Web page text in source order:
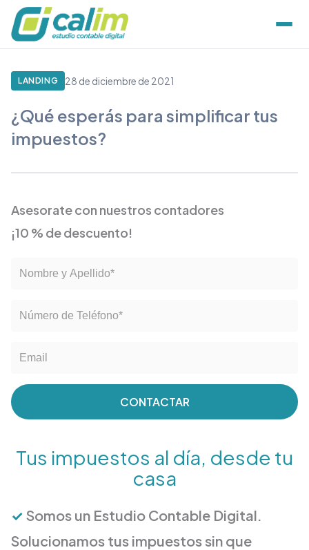
LANDING 28 de diciembre de 2021
¿Qué esperás para simplificar tus
impuestos?
Asesorate con nuestros contadores
¡10 % de descuento!
CONTACTAR
Tus impuestos al día, desde tu
casa
✓ Somos un Estudio Contable Digital.
Solucionamos tus impuestos sin que